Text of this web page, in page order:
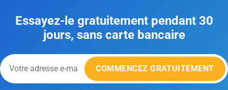
Essayez-le gratuitement pendant 30
jours, sans carte bancaire
COMMENCEZ GRATUITEMENT